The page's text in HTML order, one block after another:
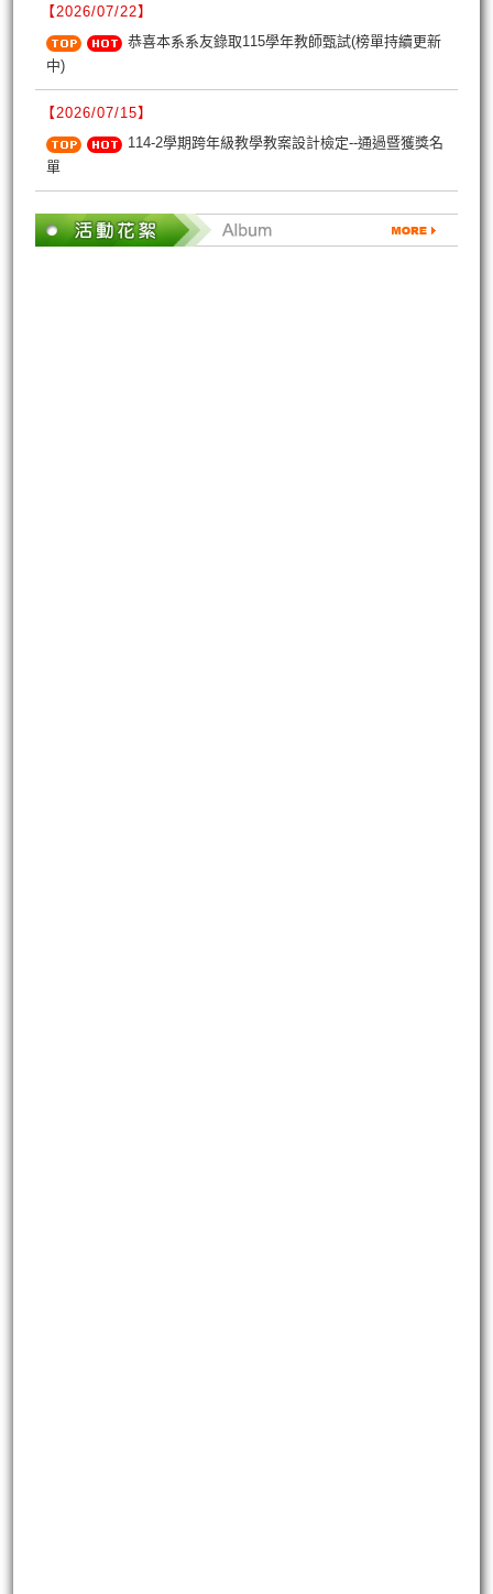
【2026/07/22】
恭喜本系系友錄取115學年教師甄試(榜單持續更新
中)
【2026/07/15】
114-2學期跨年級教學教案設計檢定--通過暨獲獎名
單